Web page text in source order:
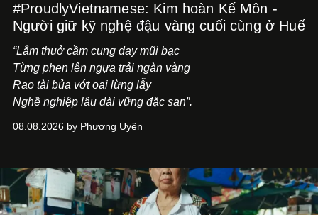
#ProudlyVietnamese: Kim hoàn Kế Môn -
Người giữ kỹ nghệ đậu vàng cuối cùng ở Huế
“Lắm thuở cầm cung day mũi bạc
Từng phen lên ngựa trải ngàn vàng
Rao tài bủa vớt oai lừng lẫy
Nghề nghiệp lâu dài vững đặc san”.
08.08.2026 by Phương Uyên